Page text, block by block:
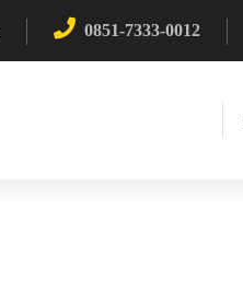
0851-7333-0012